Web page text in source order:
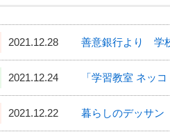
2021.12.28 善意銀行より 学
2021.12.24 「学習教室 ネッ
2021.12.22 暮らしのデッサ